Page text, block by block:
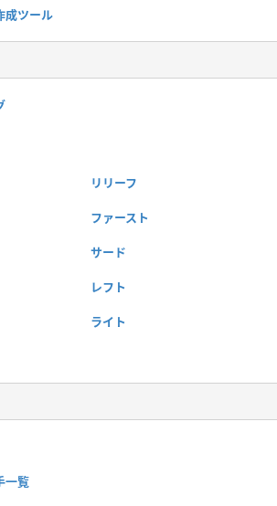
成ツール
リリーフ
ファースト
サード
レフト
ライト
一覧